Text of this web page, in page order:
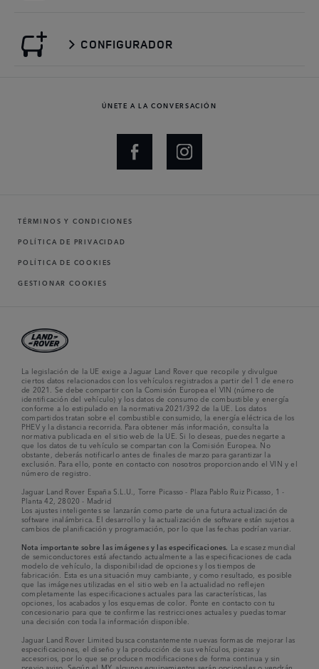
CONFIGURADOR
ÚNETE A LA CONVERSACIÓN
TÉRMINOS Y CONDICIONES
POLÍTICA DE PRIVACIDAD
POLÍTICA DE COOKIES
GESTIONAR COOKIES
La legislación de la UE exige a Jaguar Land Rover que recopile y divulgue
ciertos datos relacionados con los vehículos registrados a partir del 1 de enero
de 2021. Se debe compartir con la Comisión Europea el VIN (número de
identificación del vehículo) y los datos de consumo de combustible y energía
conforme a lo estipulado en la normativa 2021/392 de la UE. Los datos
compartidos tratan sobre el combustible consumido, la energía eléctrica de los
PHEV y la distancia recorrida. Para obtener más información, consulta la
normativa publicada en el sitio web de la UE. Si lo deseas, puedes negarte a
que los datos de tu vehículo se compartan con la Comisión Europea. No
obstante, deberás notificarlo antes de finales de marzo para garantizar la
exclusión. Para ello, ponte en contacto con nosotros proporcionando el VIN y el
número de registro.
Jaguar Land Rover España S.L.U., Torre Picasso - Plaza Pablo Ruiz Picasso, 1 -
Planta 42, 28020 - Madrid
Los ajustes inteligentes se lanzarán como parte de una futura actualización de
software inalámbrica. El desarrollo y la actualización de software están sujetos a
cambios de planificación y programación, por lo que las fechas podrían variar.
Nota importante sobre las imágenes y las especificaciones. La escasez mundial
de semiconductores está afectando actualmente a las especificaciones de cada
modelo de vehículo, la disponibilidad de opciones y los tiempos de
fabricación. Esta es una situación muy cambiante, y como resultado, es posible
que las imágenes utilizadas en el sitio web en la actualidad no reflejen
completamente las especificaciones actuales para las características, las
opciones, los acabados y los esquemas de color. Ponte en contacto con tu
concesionario para que te confirme las restricciones actuales y puedas tomar
una decisión con toda la información disponible.
Jaguar Land Rover Limited busca constantemente nuevas formas de mejorar las
especificaciones, el diseño y la producción de sus vehículos, piezas y
accesorios, por lo que se producen modificaciones de forma continua y sin